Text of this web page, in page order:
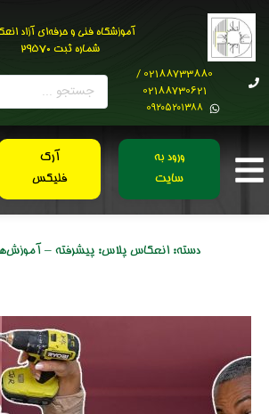
آموزشگاه فنی و حرفه‌ای آزاد
شماره ثبت 29570
02188733880 /
02188730621
0۹۲۰۵۲۰۱۳۸۸
ورود به
سایت
آرک
فلیکس
دسته: انعکاس پلاس: پیشرفته –